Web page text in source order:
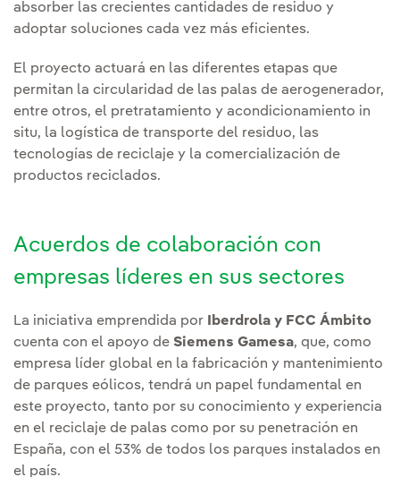
absorber las crecientes cantidades de residuo y
adoptar soluciones cada vez más eficientes.
El proyecto actuará en las diferentes etapas que
permitan la circularidad de las palas de aerogenerador,
entre otros, el pretratamiento y acondicionamiento in
situ, la logística de transporte del residuo, las
tecnologías de reciclaje y la comercialización de
productos reciclados.
Acuerdos de colaboración con
empresas líderes en sus sectores
La iniciativa emprendida por
Iberdrola y FCC Ámbito
cuenta con el apoyo de Siemens Gamesa, que, como
empresa líder global en la fabricación y mantenimiento
de parques eólicos, tendrá un papel fundamental en
este proyecto, tanto por su conocimiento y experiencia
en el reciclaje de palas como por su penetración en
España, con el 53% de todos los parques instalados en
el país.